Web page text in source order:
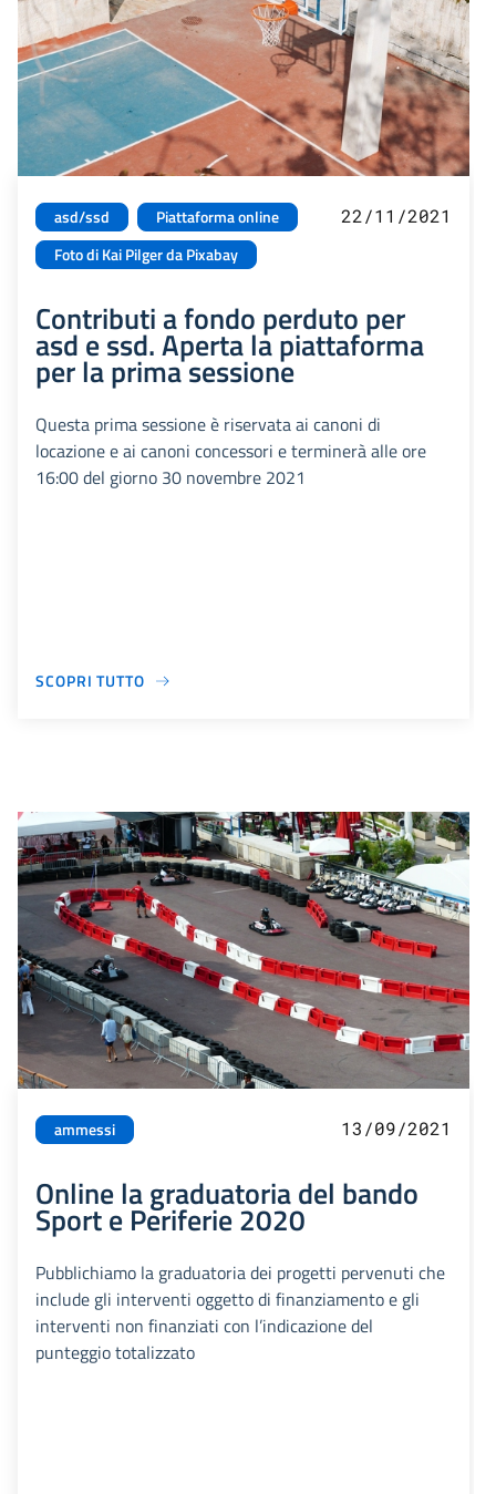
asd/ssd
Piattaforma online
Foto di Kai Pilger da Pixabay
22/11/2021
Contributi a fondo perduto per
asd e ssd. Aperta la piattaforma
per la prima sessione
Questa prima sessione è riservata ai canoni di
locazione e ai canoni concessori e terminerà alle ore
16:00 del giorno 30 novembre 2021
SCOPRI TUTTO
ammessi 13/09/2021
Online la graduatoria del bando
Sport e Periferie 2020
Pubblichiamo la graduatoria dei progetti pervenuti che
include gli interventi oggetto di finanziamento e gli
interventi non finanziati con l’indicazione del
punteggio totalizzato